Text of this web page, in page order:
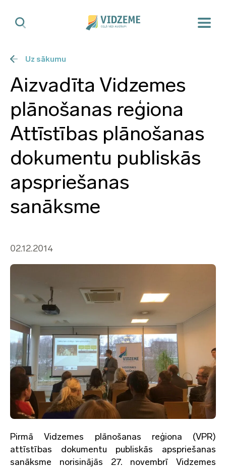
Uz sākumu
Aizvadīta Vidzemes
plānošanas reģiona
Attīstības plānošanas
dokumentu publiskās
apspriešanas
sanāksme
02.12.2014
Pirmā Vidzemes plānošanas reģiona (VPR)
attīstības dokumentu publiskās apspriešanas
sanāksme norisinājās 27. novembrī Vidzemes